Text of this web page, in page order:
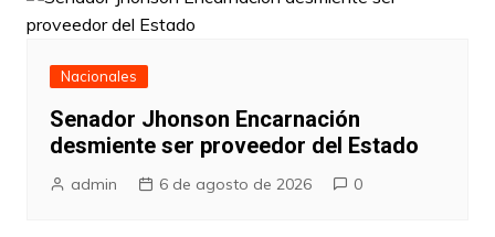
Nacionales
Senador Jhonson Encarnación
desmiente ser proveedor del Estado
admin 6 de agosto de 2026 0